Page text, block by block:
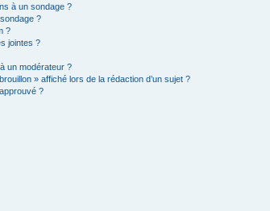
à un sondage ?
?
?
jointes ?
un modérateur ?
» affiché lors de la rédaction d’un sujet ?
?